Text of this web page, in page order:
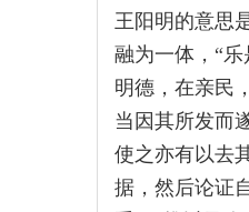
王阳明的意思
融为一体，“
明德，在亲民
当因其所发而
使之亦有以去
据，然后论证